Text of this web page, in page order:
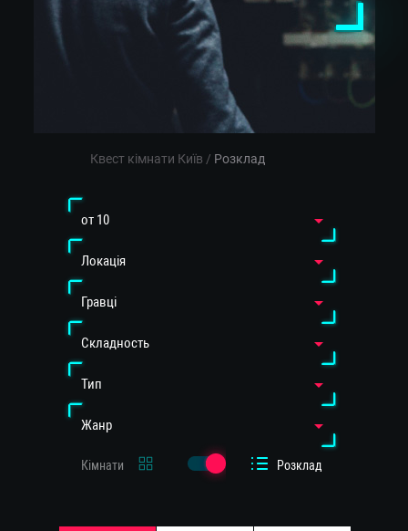
Квест кімнати Київ / Розклад
от 10
Локація
Гравці
Cкладность
Тип
Жанр
Кімнати Розклад